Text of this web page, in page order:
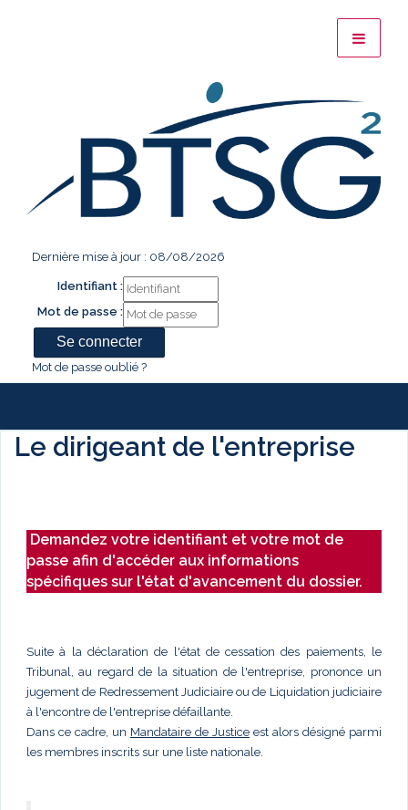
Dernière mise à jour : 08/08/2026
Identifiant :
Mot de passe :
Mot de passe oublié ?
Le dirigeant de l'entreprise
Demandez votre identifiant et votre mot de
passe afin d'accéder aux informations
spécifiques sur l'état d'avancement du dossier.
Suite à la déclaration de l'état de cessation des paiements, le
Tribunal, au regard de la situation de l'entreprise, prononce un
jugement de Redressement Judiciaire ou de Liquidation judiciaire
à l'encontre de l'entreprise défaillante.
Dans ce cadre, un Mandataire de Justice est alors désigné parmi
les membres inscrits sur une liste nationale.